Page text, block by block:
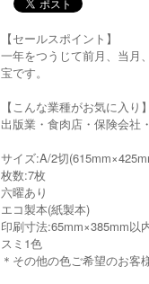
【セールスポイント】
一年をつうじて前月、当月
宝です。
【こんな業種がお気に入り】
出版業・食肉店・保険会社
サイズ:A/2切
枚数:7枚
六曜あり
エコ製本(紙製本)
印刷寸法:65mm×385mm以
スミ1色
＊その他の色ご希望のお客